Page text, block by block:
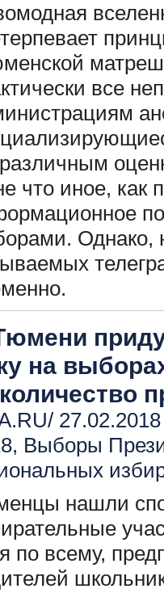
все
что иное, как
Однако,
на
, Выборы
нашли
по всему,